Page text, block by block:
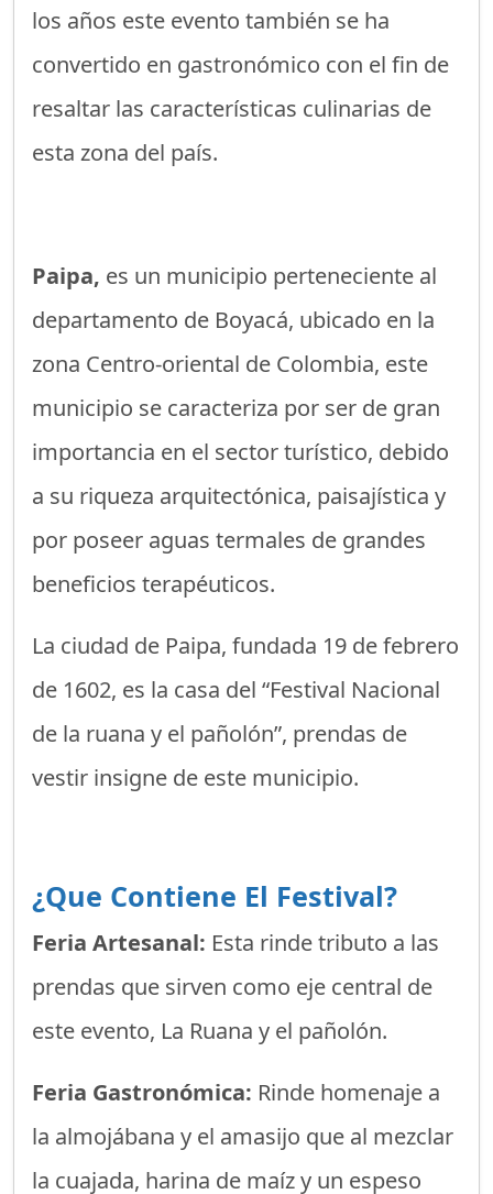
los años este evento también se ha
convertido en gastronómico con el fin de
resaltar las características culinarias de
esta zona del país.
Paipa, es un municipio perteneciente al
departamento de Boyacá, ubicado en la
zona Centro-oriental de Colombia, este
municipio se caracteriza por ser de gran
importancia en el sector turístico, debido
a su riqueza arquitectónica, paisajística y
por poseer aguas termales de grandes
beneficios terapéuticos.
La ciudad de Paipa, fundada 19 de febrero
de 1602, es la casa del “Festival Nacional
de la ruana y el pañolón”, prendas de
vestir insigne de este municipio.
¿Que Contiene El Festival?
Feria Artesanal: Esta rinde tributo a las
prendas que sirven como eje central de
este evento, La Ruana y el pañolón.
Feria Gastronómica: Rinde homenaje a
la almojábana y el amasijo que al mezclar
la cuajada, harina de maíz y un espeso